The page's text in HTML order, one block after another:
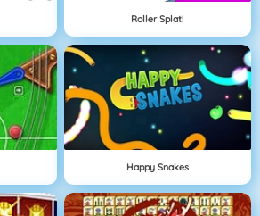
Roller Splat!
Happy Snakes